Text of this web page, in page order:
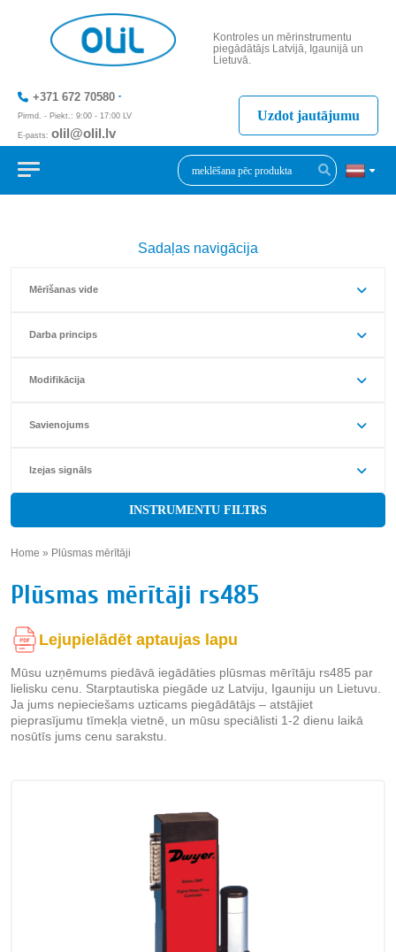
Kontroles un mērinstrumentu
piegādātājs Latvijā, Igaunijā un
Lietuvā.
+371 672 70580
Pirmd. - Piekt.: 9:00 - 17:00 LV
E-pasts: olil@olil.lv
+371 287 11411
Uzdot jautājumu
Sadaļas navigācija
Mērīšanas vide
Darba princips
Modifikācija
Savienojums
Izejas signāls
INSTRUMENTU FILTRS
Home » Plūsmas mērītāji
Plūsmas mērītāji rs485
Lejupielādēt aptaujas lapu
Mūsu uzņēmums piedāvā iegādāties plūsmas mērītāju rs485 par
lielisku cenu. Starptautiska piegāde uz Latviju, Igauniju un Lietuvu.
Ja jums nepieciešams uzticams piegādātājs – atstājiet
pieprasījumu tīmekļa vietnē, un mūsu speciālisti 1-2 dienu laikā
nosūtīs jums cenu sarakstu.